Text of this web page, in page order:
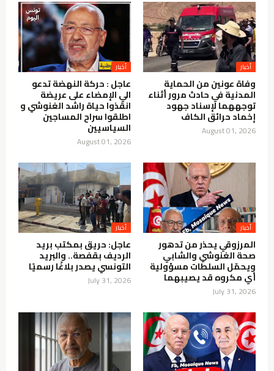
أخبار
وفاة عونين من الحماية
المدنية في حادث مرور أثناء
توجههما لإسناد جهود
إخماد حرائق الكاف
August 01, 2026
أخبار
عاجل : حركة النهضة تدعو
الي الإمضاء على عريضة
انقذوا حياة راشد الغنوشي و
اطلقوا سراح المساجين
السياسيين
August 01, 2026
أخبار
المرزوقي يحذر من تدهور
صحة الغنوشي والشابي
ويحمّل السلطات مسؤولية
أي مكروه قد يصيبهما
July 31, 2026
أخبار
عاجل: حريق بمكتب بريد
الرديف بقفصة.. والبريد
التونسي يصدر بلاغًا رسميًا
July 31, 2026